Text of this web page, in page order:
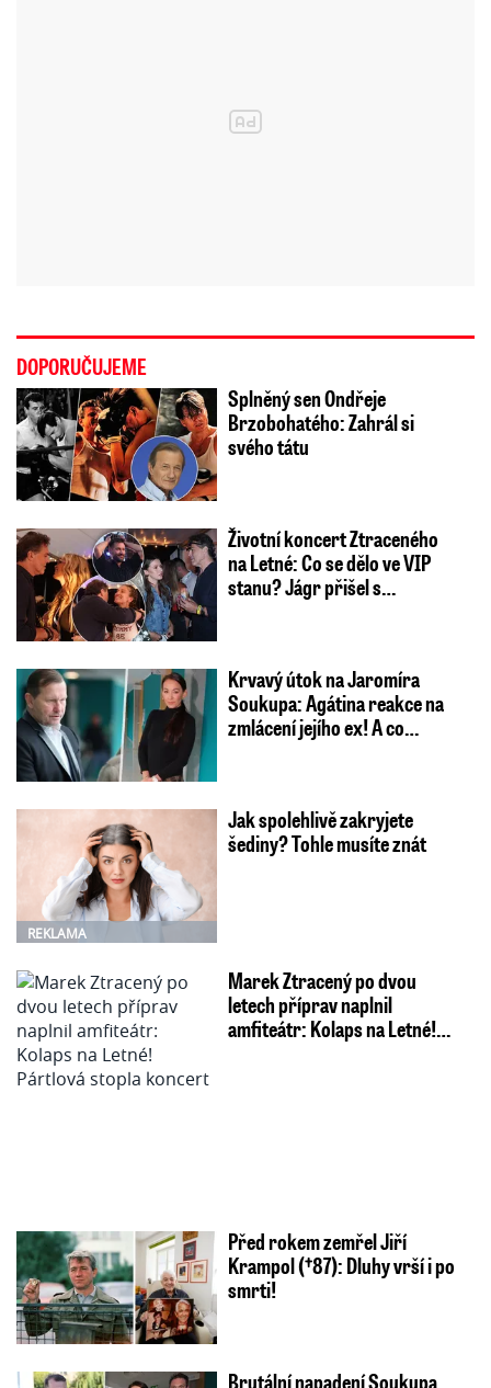
DOPORUČUJEME
Splněný sen Ondřeje
Brzobohatého: Zahrál si
svého tátu
Životní koncert Ztraceného
na Letné: Co se dělo ve VIP
stanu? Jágr přišel s…
Krvavý útok na Jaromíra
Soukupa: Agátina reakce na
zmlácení jejího ex! A co…
REKLAMA
Jak spolehlivě zakryjete
šediny? Tohle musíte znát
Marek Ztracený po dvou
letech příprav naplnil
amfiteátr: Kolaps na Letné!…
Před rokem zemřel Jiří
Krampol (†87): Dluhy vrší i po
smrti!
Brutální napadení Soukupa.